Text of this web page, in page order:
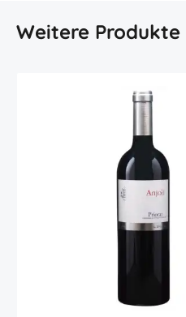
Produktgalerie überspringen
Weitere Produkte